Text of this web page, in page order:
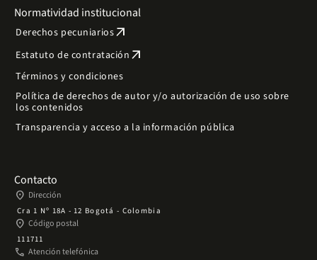
Normatividad institucional
Derechos pecuniariosarrow_outward
Estatuto de contratación arrow_outward
Términos y condiciones
Política de derechos de autor y/o autorización de uso sobre
los contenidos
Transparencia y acceso a la información pública
Contacto
place Dirección
Cra 1 Nº 18A - 12 Bogotá - Colombia
place Código postal
111711
phone Atención telefónica